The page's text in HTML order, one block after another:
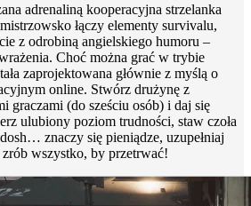
adrenaliną kooperacyjna strzelanka
łączy elementy survivalu,
z odrobiną angielskiego humoru –
Choć można grać w trybie
zaprojektowana głównie z myślą o
online. Stwórz drużynę z
graczami (do sześciu osób) i daj się
ulubiony poziom trudności, staw czoła
znaczy się pieniądze, uzupełniaj
wszystko, by przetrwać!